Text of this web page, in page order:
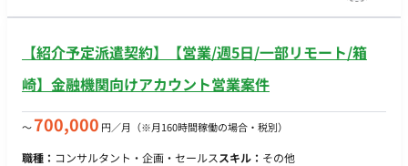
ディング期間は出社となります。（以降はリモート稼働想定）
【紹介予定派遣契約】【営業/週5日/一部リモート/箱
崎】金融機関向けアカウント営業案件
〜700,000 円／月 （※月160時間稼働の場合・税別）
職種： コンサルタント・企画・セールススキル： その他